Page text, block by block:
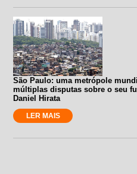
São Paulo: uma metrópole
múltiplas disputas sobre o seu
Daniel Hirata
LER MAIS